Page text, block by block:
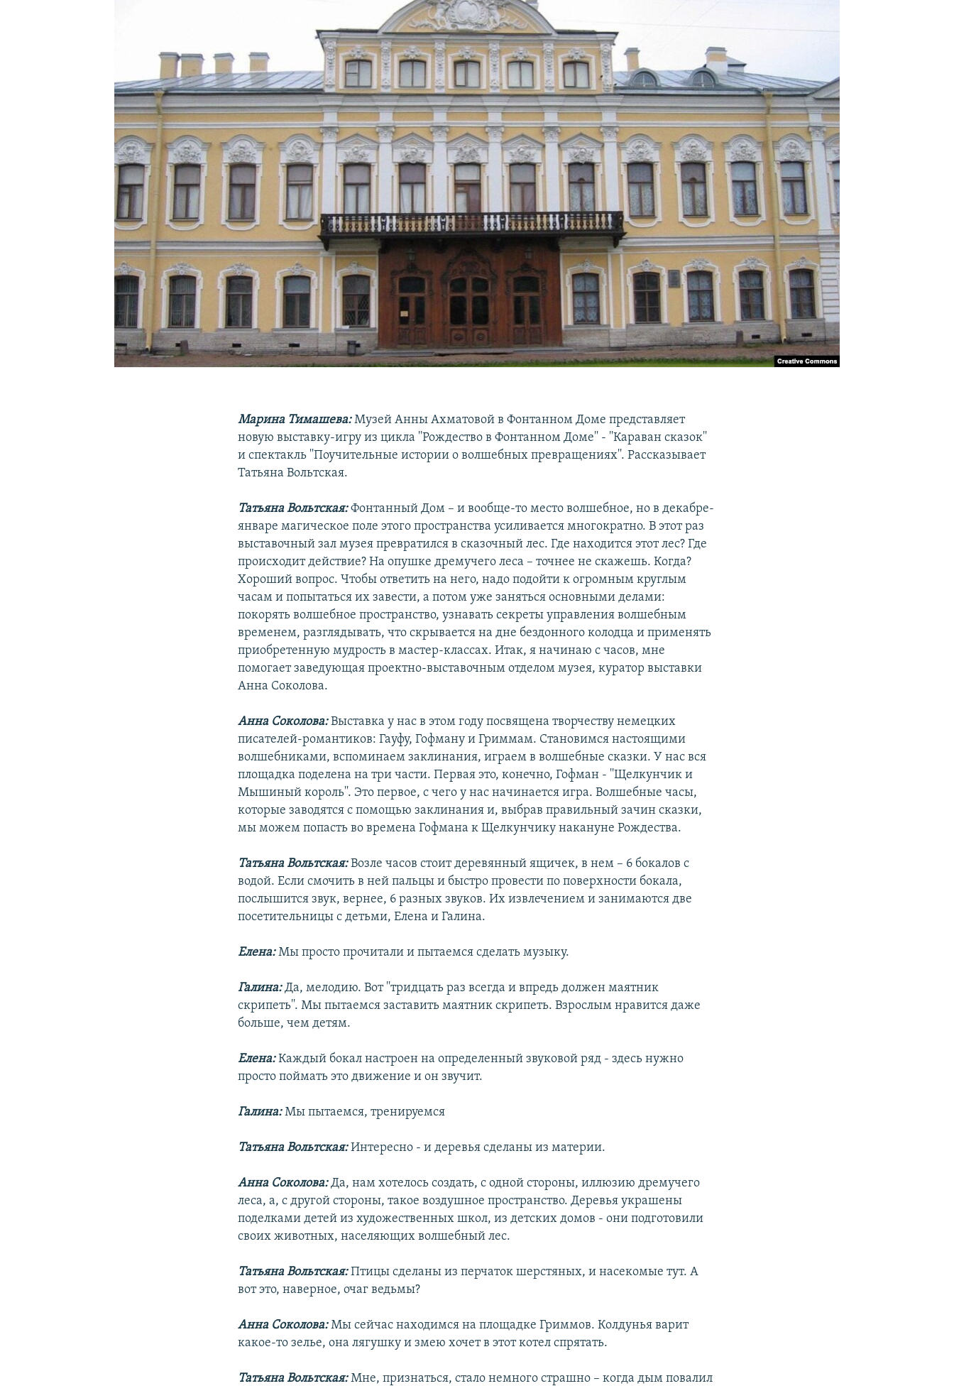
Марина Тимашева:Музей Анны Ахматовой в Фонтанном Доме представляет
новую выставку-игру из цикла ''Рождество в Фонтанном Доме'' - ''Караван сказок''
и спектакль ''Поучительные истории о волшебных превращениях''. Рассказывает
Татьяна Вольтская.
Татьяна Вольтская:Фонтанный Дом – и вообще-то место волшебное, но в декабре-
январе магическое поле этого пространства усиливается многократно. В этот раз
выставочный зал музея превратился в сказочный лес. Где находится этот лес? Где
происходит действие? На опушке дремучего леса – точнее не скажешь. Когда?
Хороший вопрос. Чтобы ответить на него, надо подойти к огромным круглым
часам и попытаться их завести, а потом уже заняться основными делами:
покорять волшебное пространство, узнавать секреты управления волшебным
временем, разглядывать, что скрывается на дне бездонного колодца и применять
приобретенную мудрость в мастер-классах. Итак, я начинаю с часов, мне
помогает заведующая проектно-выставочным отделом музея, куратор выставки
Анна Соколова.
Анна Соколова:Выставка у нас в этом году посвящена творчеству немецких
писателей-романтиков: Гауфу, Гофману и Гриммам. Становимся настоящими
волшебниками, вспоминаем заклинания, играем в волшебные сказки. У нас вся
площадка поделена на три части. Первая это, конечно, Гофман - ''Щелкунчик и
Мышиный король''. Это первое, с чего у нас начинается игра. Волшебные часы,
которые заводятся с помощью заклинания и, выбрав правильный зачин сказки,
мы можем попасть во времена Гофмана к Щелкунчику накануне Рождества.
Татьяна Вольтская:Возле часов стоит деревянный ящичек, в нем – 6 бокалов с
водой. Если смочить в ней пальцы и быстро провести по поверхности бокала,
послышится звук, вернее, 6 разных звуков. Их извлечением и занимаются две
посетительницы с детьми, Елена и Галина.
Елена:Мы просто прочитали и пытаемся сделать музыку.
Галина:Да, мелодию. Вот ''тридцать раз всегда и впредь должен маятник
скрипеть''. Мы пытаемся заставить маятник скрипеть. Взрослым нравится даже
больше, чем детям.
Елена:Каждый бокал настроен на определенный звуковой ряд - здесь нужно
просто поймать это движение и он звучит.
Галина:Мы пытаемся, тренируемся
Татьяна Вольтская:Интересно - и деревья сделаны из материи.
Анна Соколова:Да, нам хотелось создать, с одной стороны, иллюзию дремучего
леса, а, с другой стороны, такое воздушное пространство. Деревья украшены
поделками детей из художественных школ, из детских домов - они подготовили
своих животных, населяющих волшебный лес.
Татьяна Вольтская:Птицы сделаны из перчаток шерстяных, и насекомые тут. А
вот это, наверное, очаг ведьмы?
Анна Соколова:Мы сейчас находимся на площадке Гриммов. Колдунья варит
какое-то зелье, она лягушку и змею хочет в этот котел спрятать.
Татьяна Вольтская:Мне, признаться, стало немного страшно – когда дым повалил